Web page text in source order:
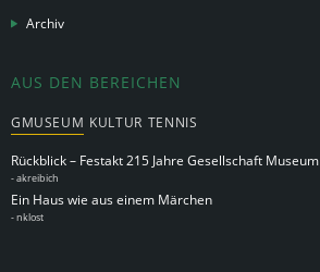
Archiv
AUS DEN BEREICHEN
GMUSEUM KULTUR TENNIS
Rückblick – Festakt 215 Jahre Gesellschaft Museum
-akreibich
Ein Haus wie aus einem Märchen
-nklost